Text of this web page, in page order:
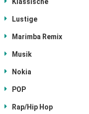
Lustige
Marimba Remix
Musik
Nokia
POP
Rap/Hip Hop